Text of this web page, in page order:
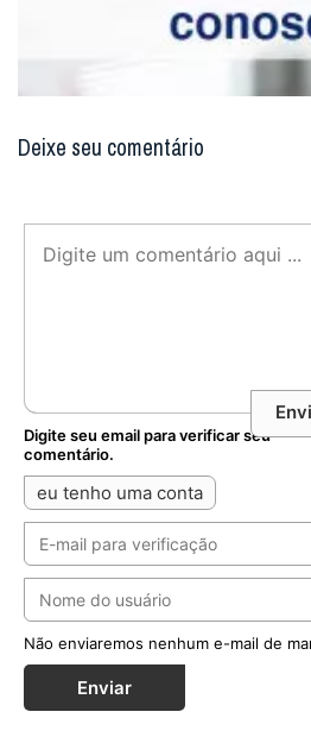
Deixe seu comentário
Digite seu email para verificar seu
comentário.
eu tenho uma conta
Não enviaremos nenhum e-mail de
Enviar